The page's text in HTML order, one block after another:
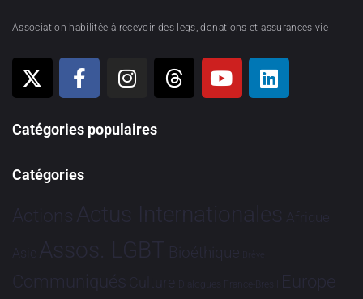
Association habilitée à recevoir des legs, donations et assurances-vie
Catégories populaires
Catégories
Actions Actus Internationales Afrique
Asie Assos. LGBT Bioéthique Brève
Communiqués Culture Dialogues France-Brésil Europe